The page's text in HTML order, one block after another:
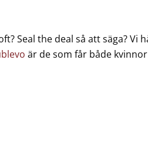
Seal the deal så att säga? Vi
är de som får både